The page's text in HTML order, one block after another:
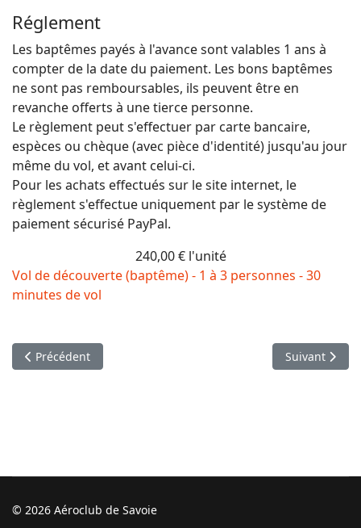
Réglement
Les baptêmes payés à l'avance sont valables 1 ans à
compter de la date du paiement. Les bons baptêmes
ne sont pas remboursables, ils peuvent être en
revanche offerts à une tierce personne.
Le règlement peut s'effectuer par carte bancaire,
espèces ou chèque (avec pièce d'identité) jusqu'au jour
même du vol, et avant celui-ci.
Pour les achats effectués sur le site internet, le
règlement s'effectue uniquement par le système de
paiement sécurisé PayPal.
240,00 € l'unité
Vol de découverte (baptême) - 1 à 3 personnes - 30
minutes de vol
Article précédent : Passeports Initiation au Pilotage
Précédent Article
Suivant
© 2026 Aéroclub de Savoie